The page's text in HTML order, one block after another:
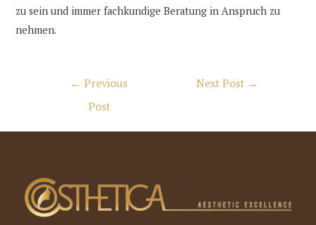
zu sein und immer fachkundige Beratung in Anspruch zu
nehmen.
← Previous
Post
Next Post →